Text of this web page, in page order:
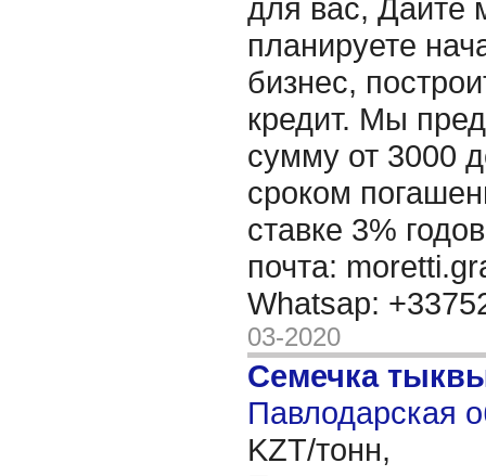
для вас, Дайте
планируете
бизнес,
кредит. Мы
сумму от 3000
сроком
ставке 3%
почта:
Whatsap:
03-2020
Семечка
Павлодарская
KZT/тонн,